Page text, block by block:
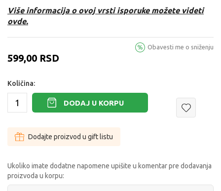
Više informacija o ovoj vrsti isporuke možete videti
ovde.
599,00 RSD
Obavesti me o sniženju
Količina:
DODAJ U KORPU
Dodajte proizvod u gift listu
Ukoliko imate dodatne napomene upišite u komentar pre dodavanja
proizvoda u korpu: